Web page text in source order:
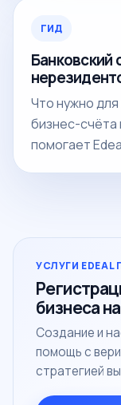
ГИД
Что нужно
бизнес-счёта
помогает
УСЛУГИ EDEAL
бизнеса
Создание и
помощь с
стратегией